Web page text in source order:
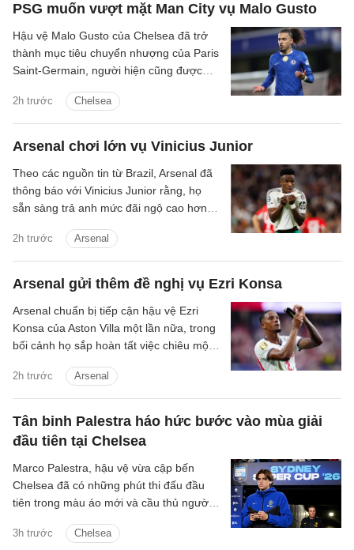
PSG muốn vượt mặt Man City vụ Malo Gusto
2h trước Chelsea
Hậu vệ Malo Gusto của Chelsea đã trở
thành mục tiêu chuyển nhượng của Paris
Saint-Germain, người hiện cũng được
Arsenal chơi lớn vụ Vinicius Junior
2h trước Arsenal
Theo các nguồn tin từ Brazil, Arsenal đã
thông báo với Vinicius Junior rằng, họ
sẵn sàng trả anh mức đãi ngộ cao hơn
Madrid.
Arsenal gửi thêm đề nghị vụ Ezri Konsa
2h trước Arsenal
Arsenal chuẩn bị tiếp cận hậu vệ Ezri
Konsa của Aston Villa một lần nữa, trong
bối cảnh họ sắp hoàn tất việc chiêu mộ
Newcastle.
Tân binh Palestra háo hức bước vào mùa giải
đầu tiên tại Chelsea
3h trước Chelsea
Marco Palestra, hậu vệ vừa cập bến
Chelsea đã có những phút thi đấu đầu
tiên trong màu áo mới và cầu thủ người